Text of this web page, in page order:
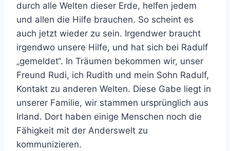
durch alle Welten dieser Erde, helfen jedem
und allen die Hilfe brauchen. So scheint es
auch jetzt wieder zu sein. Irgendwer braucht
irgendwo unsere Hilfe, und hat sich bei Radulf
„gemeldet“. In Träumen bekommen wir, unser
Freund Rudi, ich Rudith und mein Sohn Radulf,
Kontakt zu anderen Welten. Diese Gabe liegt in
unserer Familie, wir stammen ursprünglich aus
Irland. Dort haben einige Menschen noch die
Fähigkeit mit der Anderswelt zu
kommunizieren.